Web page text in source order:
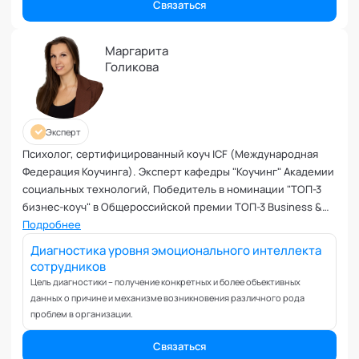
Самоорганизация и мотивация
Секс и сексуальность
Системное мышление
Сложности в общении
Сон
Социализация и адаптация
Спорт и тренировки
Стресс
Токсичные отношения и созависимость
Травматический опыт
Тревожность
Тьюторство
Умение работать в команде
Управление продажами и маркетинг
Связаться
Маргарита
Голикова
Эксперт
Психолог, сертифицированный коуч ICF (Международная
Федерация Коучинга). Эксперт кафедры "Коучинг" Академии
социальных технологий, Победитель в номинации "ТОП-3
бизнес-коуч" в Общероссийской премии ТОП-3 Business &
Executive коучей 2024
Подробнее
Диагностика уровня эмоционального интеллекта
сотрудников
Цель диагностики – получение конкретных и более объективных
данных о причине и механизме возникновения различного рода
проблем в организации.
Связаться